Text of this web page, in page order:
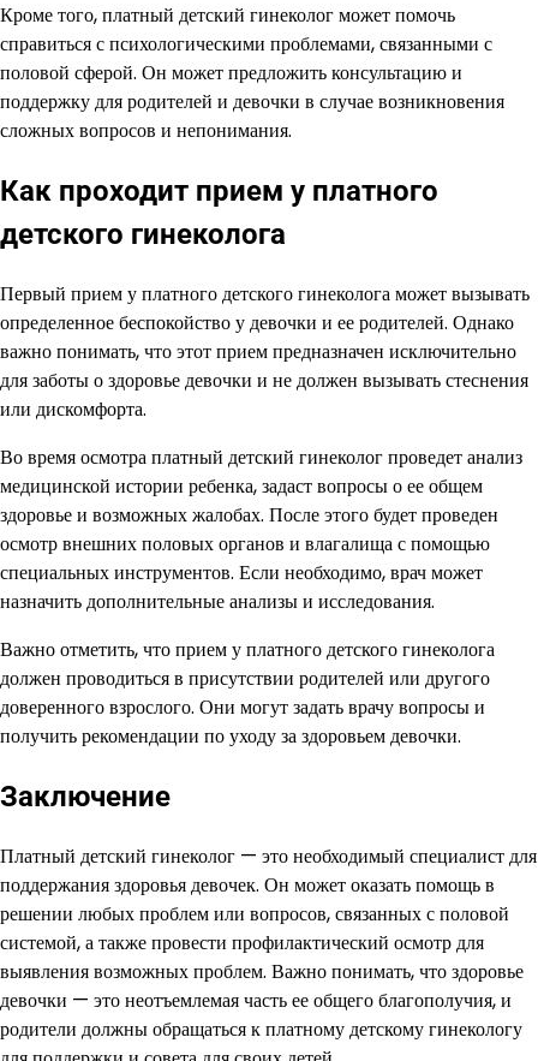
Кроме того, платный детский гинеколог может помочь
справиться с психологическими проблемами, связанными с
половой сферой. Он может предложить консультацию и
поддержку для родителей и девочки в случае возникновения
сложных вопросов и непонимания.
Как проходит прием у платного
детского гинеколога
Первый прием у платного детского гинеколога может вызывать
определенное беспокойство у девочки и ее родителей. Однако
важно понимать, что этот прием предназначен исключительно
для заботы о здоровье девочки и не должен вызывать стеснения
или дискомфорта.
Во время осмотра платный детский гинеколог проведет анализ
медицинской истории ребенка, задаст вопросы о ее общем
здоровье и возможных жалобах. После этого будет проведен
осмотр внешних половых органов и влагалища с помощью
специальных инструментов. Если необходимо, врач может
назначить дополнительные анализы и исследования.
Важно отметить, что прием у платного детского гинеколога
должен проводиться в присутствии родителей или другого
доверенного взрослого. Они могут задать врачу вопросы и
получить рекомендации по уходу за здоровьем девочки.
Заключение
Платный детский гинеколог — это необходимый специалист для
поддержания здоровья девочек. Он может оказать помощь в
решении любых проблем или вопросов, связанных с половой
системой, а также провести профилактический осмотр для
выявления возможных проблем. Важно понимать, что здоровье
девочки — это неотъемлемая часть ее общего благополучия, и
родители должны обращаться к платному детскому гинекологу